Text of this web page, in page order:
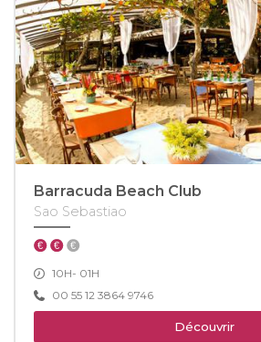
Barracuda Beach Club
Sao Sebastiao
10H- 01H
00 55 12 3864 9746
Découvrir